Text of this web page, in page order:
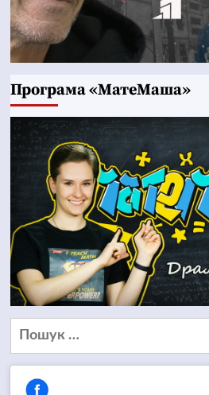
Програма «МатеМаша»
Пошук: